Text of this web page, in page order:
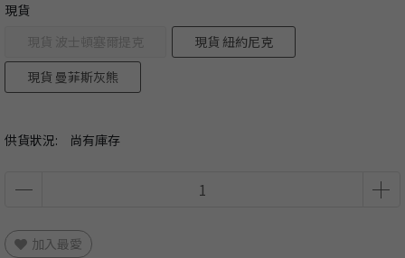
供貨狀況: 尚有庫存
現貨
現貨 波士頓塞爾提克
現貨 紐約尼克
現貨 曼菲斯灰熊
加入最愛